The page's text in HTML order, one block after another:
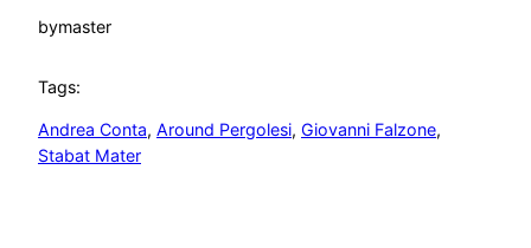
bymaster
Tags:
Andrea Conta, Around Pergolesi, Giovanni Falzone
Stabat Mater